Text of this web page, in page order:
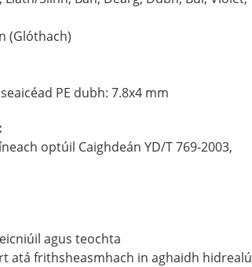
(Glóthach)
PE dubh: 7.8x4 mm
optúil Caighdeán YD/T 769-2003,
agus teochta
atá frithsheasmhach in aghaidh hidrealú